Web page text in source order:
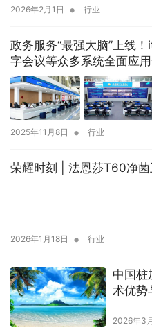
2026年2月1日 • 行业
政务服务“最强大脑”上线
字会议等众多系统全面应
2025年11月8日 • 行业
荣耀时刻 | 法恩莎T60净
2026年1月18日 • 行业
中国桩
术优势
2026年3